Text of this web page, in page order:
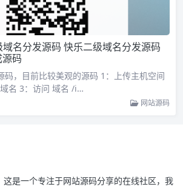
名分发源码 快乐二级域名分发源码
码
码，目前比较美观的源码 1：上传主机空间
名 3：访问 域名 /i…
网站源码
是一个专注于网站源码分享的在线社区，我